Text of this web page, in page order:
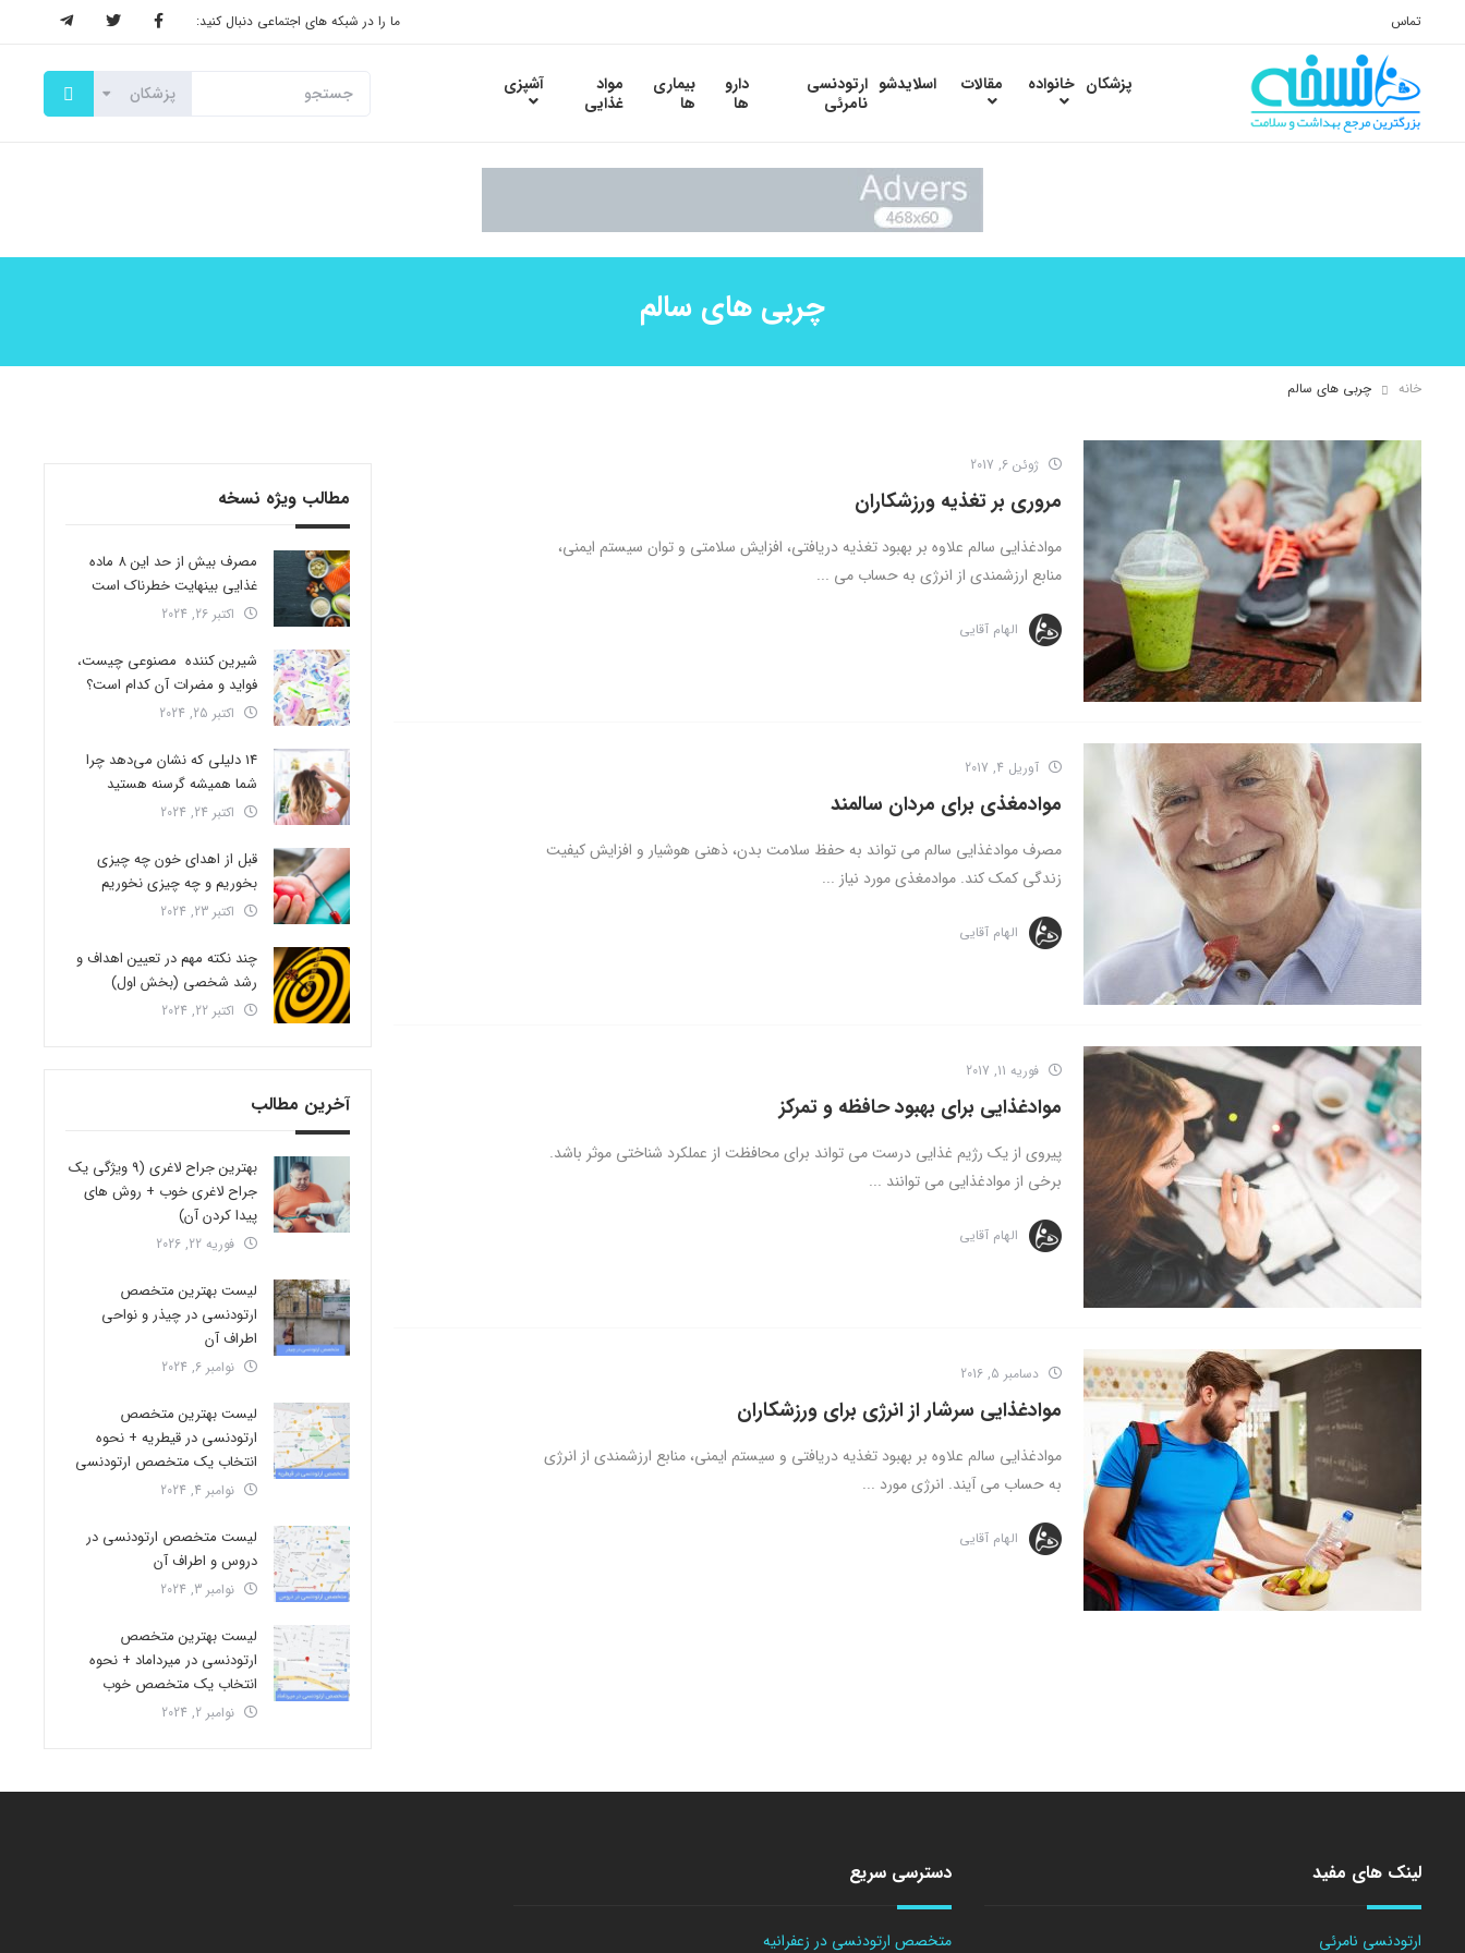
تماس ما را در شبکه های اجتماعی دنبال کنید:
پزشکان خانواده مقالات اسلایدشو ارتودنسی
نامرئی
دارو
ها
بیماری
ها
مواد
غذایی
آشپزی
چربی های سالم
خانه چربی های سالم
ژوئن 6, 2017
مروری بر تغذیه ورزشکاران
موادغذایی سالم علاوه بر بهبود تغذیه دریافتی، افزایش سلامتی و توان سیستم ایمنی،
منابع ارزشمندی از انرژی به حساب می ...
الهام آقایی
آوریل 4, 2017
موادمغذی برای مردان سالمند
مصرف موادغذایی سالم می تواند به حفظ سلامت بدن، ذهنی هوشیار و افزایش کیفیت
زندگی کمک کند. موادمغذی مورد نیاز ...
الهام آقایی
فوریه 11, 2017
موادغذایی برای بهبود حافظه و تمرکز
پیروی از یک رژیم غذایی درست می تواند برای محافظت از عملکرد شناختی موثر باشد.
برخی از موادغذایی می توانند ...
الهام آقایی
دسامبر 5, 2016
موادغذایی سرشار از انرژی برای ورزشکاران
موادغذایی سالم علاوه بر بهبود تغذیه دریافتی و سیستم ایمنی، منابع ارزشمندی از انرژی
به حساب می آیند. انرژی مورد ...
الهام آقایی
مطالب ویژه نسخه
مصرف بیش از حد این 8 ماده
غذایی بینهایت خطرناک است
اکتبر 26, 2024
شیرین کننده مصنوعی چیست،
فواید و مضرات آن کدام است؟
اکتبر 25, 2024
14 دلیلی که نشان می‌دهد چرا
شما همیشه گرسنه هستید
اکتبر 24, 2024
قبل از اهدای خون چه چیزی
بخوریم و چه چیزی نخوریم
اکتبر 23, 2024
چند نکته مهم در تعیین اهداف و
رشد شخصی (بخش اول)
اکتبر 22, 2024
آخرین مطالب
بهترین جراح لاغری (9 ویژگی یک
جراح لاغری خوب + روش های
پیدا کردن آن)
فوریه 22, 2026
لیست بهترین متخصص
ارتودنسی در چیذر و نواحی
اطراف آن
نوامبر 6, 2024
لیست بهترین متخصص
ارتودنسی در قیطریه + نحوه
انتخاب یک متخصص ارتودنسی
نوامبر 4, 2024
لیست متخصص ارتودنسی در
دروس و اطراف آن
نوامبر 3, 2024
لیست بهترین متخصص
ارتودنسی در میرداماد + نحوه
انتخاب یک متخصص خوب
نوامبر 2, 2024
لینک های مفید
ارتودنسی نامرئی
دسترسی سریع
متخصص ارتودنسی در زعفرانیه